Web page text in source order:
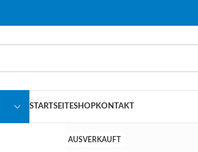
STARTSEITESHOPKONTAKT
AUSVERKAUFT